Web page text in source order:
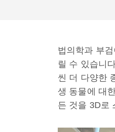
법의학과 부
릴 수 있습니
씬 더 다양한
생 동물에 대
든 것을 3D로